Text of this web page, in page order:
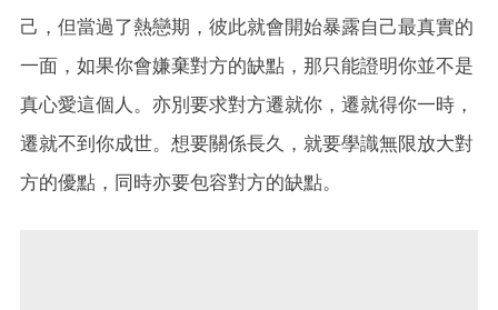
己，但當過了熱戀期，彼此就會開始暴露自己最真實的
一面，如果你會嫌棄對方的缺點，那只能證明你並不是
真心愛這個人。亦別要求對方遷就你，遷就得你一時，
遷就不到你成世。想要關係長久，就要學識無限放大對
方的優點，同時亦要包容對方的缺點。